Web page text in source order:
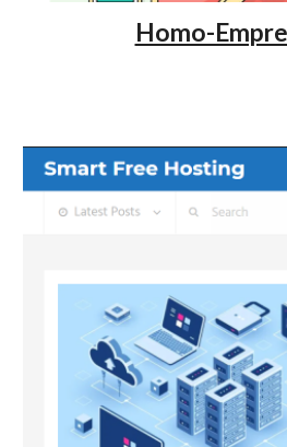
Homo-